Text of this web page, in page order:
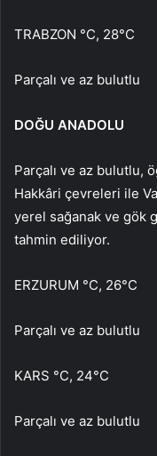
TRABZON °C, 28°C
Parçalı ve az bulutlu
DOĞU ANADOLU
Parçalı ve az bulutlu,
Hakkâri çevreleri ile
yerel sağanak ve gök
tahmin ediliyor.
ERZURUM °C, 26°C
Parçalı ve az bulutlu
KARS °C, 24°C
Parçalı ve az bulutlu